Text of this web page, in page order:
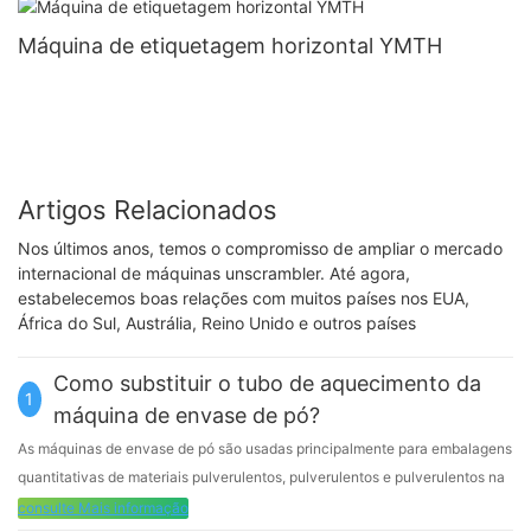
Máquina de etiquetagem horizontal YMTH
Artigos Relacionados
Nos últimos anos, temos o compromisso de ampliar o mercado
internacional de máquinas unscrambler. Até agora,
estabelecemos boas relações com muitos países nos EUA,
África do Sul, Austrália, Reino Unido e outros países
1
Como substituir o tubo de aquecimento da
máquina de envase de pó?
As máquinas de envase de pó são usadas principalmente para embalagens
quantitativas de materiais pulverulentos, pulverulentos e pulverulentos na
indústria química, alimentícia, produtos agrícolas e secundários e outras
consulte Mais informação